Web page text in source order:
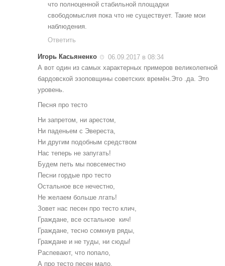
что полноценной стабильной площадки
свободомыслия пока что не существует. Такие мои
наблюдения.
Ответить
Игорь Касьяненко
06.09.2017 в 08:34
А вот один из самых характерных примеров великолепной
бардовской эзоповщины советских времён.Это .да. Это
уровень.
Песня про тесто
Ни запретом, ни арестом,
Ни паденьем с Эвереста,
Ни другим подобным средством
Нас теперь не запугать!
Будем петь мы повсеместно
Песни гордые про тесто
Остальное все нечестно,
Не желаем больше лгать!
Зовет нас песен про тесто клич,
Граждане, все остальное ­ кич!
Граждане, тесно сомкнув ряды,
Граждане и не туды, ни сюды!
Распевают, что попало,
А про тесто песен мало.